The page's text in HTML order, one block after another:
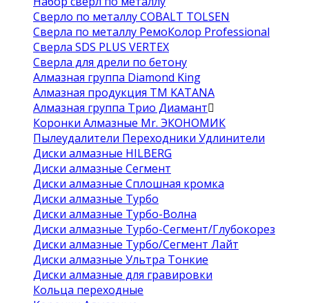
Сверло по металлу COBALT TOLSEN
Сверла по металлу РемоКолор Professional
Сверла SDS PLUS VERTEX
Сверла для дрели по бетону
Алмазная группа Diamond King
Алмазная продукция ТМ KATANA
Алмазная группа Трио Диамант
Коронки Алмазные Mr. ЭКОНОМИК
Пылеудалители Переходники Удлинители
Диски алмазные HILBERG
Диски алмазные Сегмент
Диски алмазные Сплошная кромка
Диски алмазные Турбо
Диски алмазные Турбо-Волна
Диски алмазные Турбо-Сегмент/Глубокорез
Диски алмазные Турбо/Сегмент Лайт
Диски алмазные Ультра Тонкие
Диски алмазные для гравировки
Кольца переходные